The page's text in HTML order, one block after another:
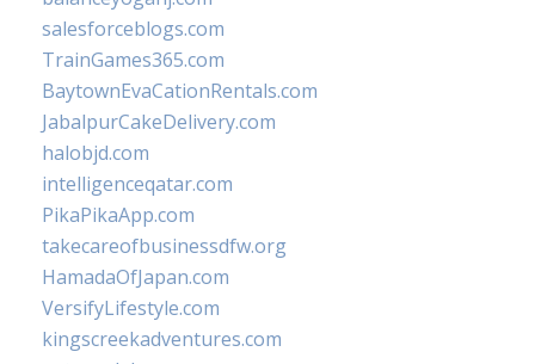
salesforceblogs.com
TrainGames365.com
BaytownEvaCationRentals.com
JabalpurCakeDelivery.com
halobjd.com
intelligenceqatar.com
PikaPikaApp.com
takecareofbusinessdfw.org
HamadaOfJapan.com
VersifyLifestyle.com
kingscreekadventures.com